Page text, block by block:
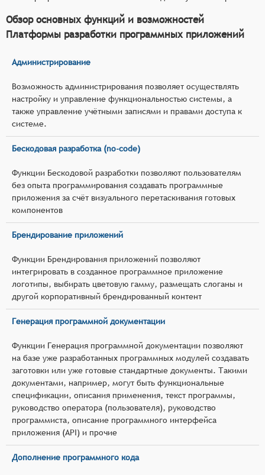
Обзор основных функций и возможностей
Платформы разработки программных приложений
Администрирование
Возможность администрирования позволяет осуществлять
настройку и управление функциональностью системы, а
также управление учётными записями и правами доступа к
системе.
Бескодовая разработка (no-code)
Функции Бескодовой разработки позволяют пользователям
без опыта программирования создавать программные
приложения за счёт визуального перетаскивания готовых
компонентов
Брендирование приложений
Функции Брендирования приложений позволяют
интегрировать в созданное программное приложение
логотипы, выбирать цветовую гамму, размещать слоганы и
другой корпоративный брендированный контент
Генерация программной документации
Функции Генерация программной документации позволяют
на базе уже разработанных программных модулей создавать
заготовки или уже готовые стандартные документы. Такими
документами, например, могут быть функциональные
спецификации, описания применения, текст программы,
руководство оператора (пользователя), руководство
программиста, описание программного интерфейса
приложения (API) и прочие
Дополнение программного кода